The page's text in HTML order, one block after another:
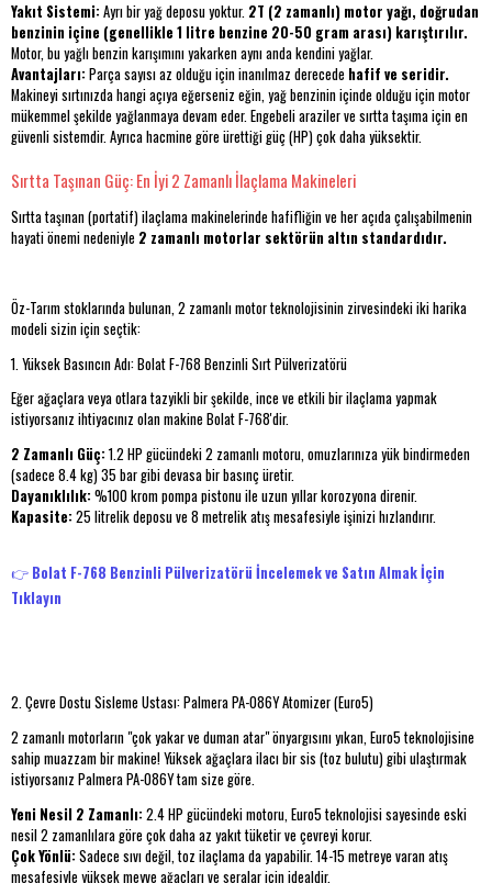
Yakıt Sistemi: Ayrı bir yağ deposu yoktur. 2T (2 zamanlı) motor yağı, doğrudan
benzinin içine (genellikle 1 litre benzine 20-50 gram arası) karıştırılır.
Motor, bu yağlı benzin karışımını yakarken aynı anda kendini yağlar.
Avantajları: Parça sayısı az olduğu için inanılmaz derecede hafif ve seridir.
Makineyi sırtınızda hangi açıya eğerseniz eğin, yağ benzinin içinde olduğu için motor
mükemmel şekilde yağlanmaya devam eder. Engebeli araziler ve sırtta taşıma için en
güvenli sistemdir. Ayrıca hacmine göre ürettiği güç (HP) çok daha yüksektir.
Sırtta Taşınan Güç: En İyi 2 Zamanlı İlaçlama Makineleri
Sırtta taşınan (portatif) ilaçlama makinelerinde hafifliğin ve her açıda çalışabilmenin
hayati önemi nedeniyle 2 zamanlı motorlar sektörün altın standardıdır.
Öz-Tarım stoklarında bulunan, 2 zamanlı motor teknolojisinin zirvesindeki iki harika
modeli sizin için seçtik:
1. Yüksek Basıncın Adı: Bolat F-768 Benzinli Sırt Pülverizatörü
Eğer ağaçlara veya otlara tazyikli bir şekilde, ince ve etkili bir ilaçlama yapmak
istiyorsanız ihtiyacınız olan makine Bolat F-768'dir.
2 Zamanlı Güç: 1.2 HP gücündeki 2 zamanlı motoru, omuzlarınıza yük bindirmeden
(sadece 8.4 kg) 35 bar gibi devasa bir basınç üretir.
Dayanıklılık: %100 krom pompa pistonu ile uzun yıllar korozyona direnir.
Kapasite: 25 litrelik deposu ve 8 metrelik atış mesafesiyle işinizi hızlandırır.
👉 Bolat F-768 Benzinli Pülverizatörü İncelemek ve Satın Almak İçin
Tıklayın
2. Çevre Dostu Sisleme Ustası: Palmera PA-086Y Atomizer (Euro5)
2 zamanlı motorların "çok yakar ve duman atar" önyargısını yıkan, Euro5 teknolojisine
sahip muazzam bir makine! Yüksek ağaçlara ilacı bir sis (toz bulutu) gibi ulaştırmak
istiyorsanız Palmera PA-086Y tam size göre.
Yeni Nesil 2 Zamanlı: 2.4 HP gücündeki motoru, Euro5 teknolojisi sayesinde eski
nesil 2 zamanlılara göre çok daha az yakıt tüketir ve çevreyi korur.
Çok Yönlü: Sadece sıvı değil, toz ilaçlama da yapabilir. 14-15 metreye varan atış
mesafesiyle yüksek meyve ağaçları ve seralar için idealdir.